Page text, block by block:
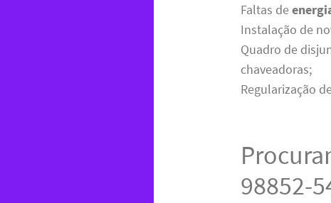
Faltas de
Instalação de
Quadro de
chaveadoras;
Regularização
98852-